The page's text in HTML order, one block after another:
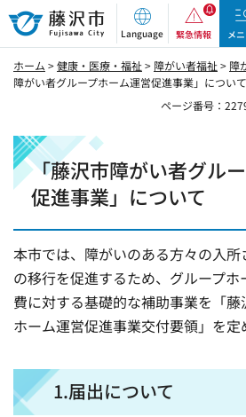
藤沢市
Language 緊急情報 メ
ホーム >健康・医療・福祉> 障がい者福祉> 障
障がい者グループホーム運営促進事業」について
ページ番号：
「藤沢市障がい者グル
促進事業」について
本市では、障がいのある方々の入
の移行を促進するため、グループ
費に対する基礎的な補助事業を「
ホーム運営促進事業交付要領」を定
1.届出について